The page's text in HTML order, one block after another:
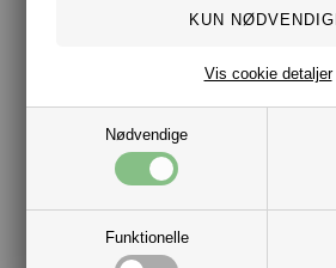
Nødvendige
Funktionelle
Vis cookie detaljer